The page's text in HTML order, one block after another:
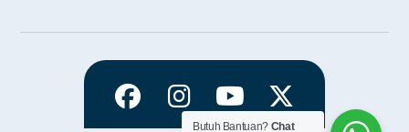
Butuh Bantuan? Chat